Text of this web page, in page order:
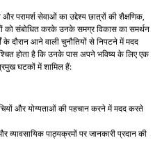
और परामर्श सेवाओं का उद्देश्य छात्रों की शैक्षणिक,
को संबोधित करके उनके समग्र विकास का समर्थन
दौरान आने वाली चुनौतियों से निपटने में मदद
होता है कि उनके पास अपने भविष्य के लिए एक
घटकों में शामिल हैं:
और योग्यताओं की पहचान करने में मदद करते
व्यावसायिक पाठ्यक्रमों पर जानकारी प्रदान की